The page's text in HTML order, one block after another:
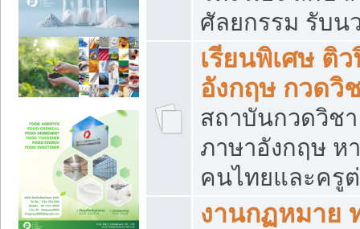
ศัลยกรรม รับน
เรียนพิเศษ ติ
อังกฤษ กวดวิ
สถาบันกวดวิช
ภาษาอังกฤษ ห
คนไทยและครู
งานกฏหมาย